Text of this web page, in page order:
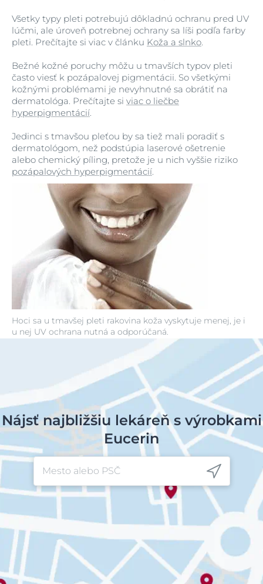
Hoci sa u tmavšej pleti rakovina koža vyskytuje menej, je i
u nej UV ochrana nutná a odporúčaná.
Všetky typy pleti potrebujú dôkladnú ochranu pred UV
lúčmi, ale úroveň potrebnej ochrany sa líši podľa farby
pleti. Prečítajte si viac v článku Koža a slnko
Bežné kožné poruchy môžu u tmavších typov pleti
často viesť k pozápalovej pigmentácii. So všetkými
kožnými problémami je nevyhnutné sa obrátiť na
dermatológa. Prečítajte si viac o liečbe
hyperpigmentácií
Jedinci s tmavšou pleťou by sa tiež mali poradiť s
dermatológom, než podstúpia laserové ošetrenie
alebo chemický píling, pretože je u nich vyššie riziko
pozápalových hyperpigmentácií
Nájsť najbližšiu lekáreň s výrobkami
Eucerin